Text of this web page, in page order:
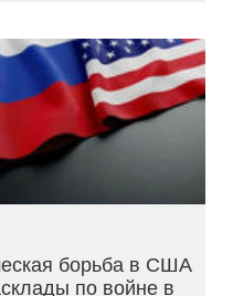
борьба в США
по войне в